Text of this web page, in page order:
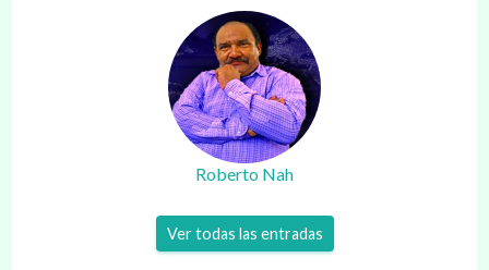
Roberto Nah
Ver todas las entradas